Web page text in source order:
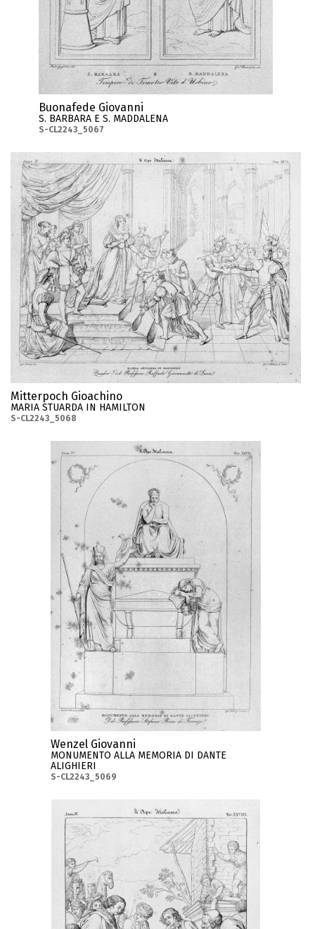
Buonafede Giovanni
S. BARBARA E S. MADDALENA
S-CL2243_5067
Mitterpoch Gioachino
MARIA STUARDA IN HAMILTON
S-CL2243_5068
Wenzel Giovanni
MONUMENTO ALLA MEMORIA DI DANTE
ALIGHIERI
S-CL2243_5069